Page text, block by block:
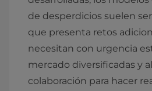
de desperdicios suelen
que presenta retos
necesitan con urgencia
mercado diversificadas y
colaboración para hacer